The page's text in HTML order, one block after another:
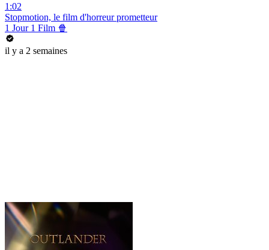
1:02
Stopmotion, le film d'horreur prometteur
1 Jour 1 Film 🍿
il y a 2 semaines